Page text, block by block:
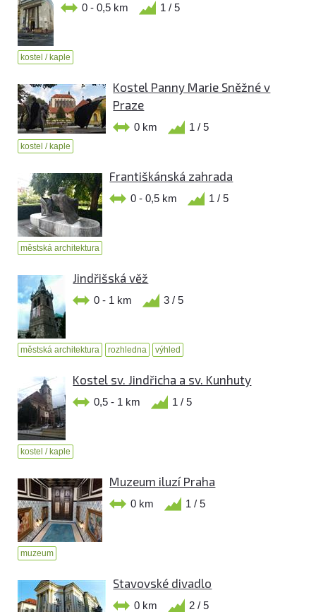
0 - 0,5 km 1 / 5
kostel / kaple
Kostel Panny Marie Sněžné v
Praze
0 km 1 / 5
kostel / kaple
Františkánská zahrada
0 - 0,5 km 1 / 5
městská architektura
Jindřišská věž
0 - 1 km 3 / 5
městská architektura rozhledna výhled
Kostel sv. Jindřicha a sv. Kunhuty
0,5 - 1 km 1 / 5
kostel / kaple
Muzeum iluzí Praha
0 km 1 / 5
muzeum
Stavovské divadlo
0 km 2 / 5